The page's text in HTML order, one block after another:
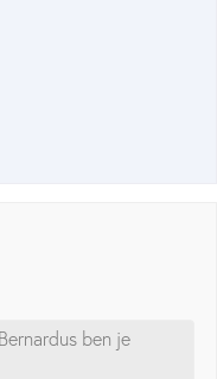
ben je